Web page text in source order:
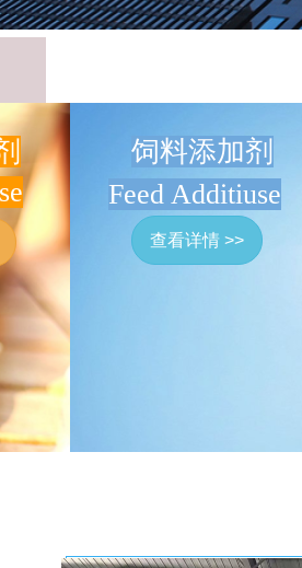
饲料添加剂
查看详情 >>
Feed Additiuse